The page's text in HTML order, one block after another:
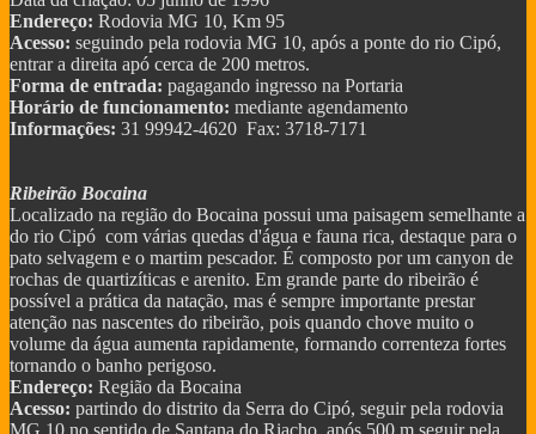
Endereço: Rodovia MG 10, Km 95
Acesso: seguindo pela rodovia MG 10, após a ponte do rio Cipó,
entrar a direita apó cerca de 200 metros.
Forma de entrada: pagagando ingresso na Portaria
Horário de funcionamento: mediante agendamento
Informações: 31 99942-4620 Fax: 3718-7171
Ribeirão Bocaina
Localizado na região do Bocaina possui uma paisagem semelhante a
do rio Cipó com várias quedas d'água e fauna rica, destaque para o
pato selvagem e o martim pescador. É composto por um canyon de
rochas de quartizíticas e arenito. Em grande parte do ribeirão é
possível a prática da natação, mas é sempre importante prestar
atenção nas nascentes do ribeirão, pois quando chove muito o
volume da água aumenta rapidamente, formando correnteza fortes
tornando o banho perigoso.
Endereço: Região da Bocaina
Acesso: partindo do distrito da Serra do Cipó, seguir pela rodovia